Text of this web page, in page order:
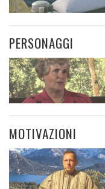
PERSONAGGI
MOTIVAZIONI